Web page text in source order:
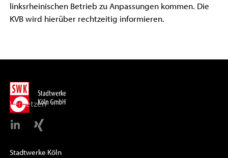
linksrheinischen Betrieb zu Anpassungen kommen. Die
KVB wird hierüber rechtzeitig informieren.
Vernetzen
Stadtwerke Köln